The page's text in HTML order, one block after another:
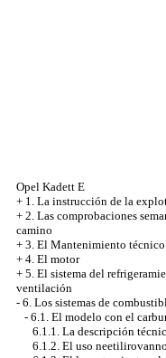
Opel Kadett E
+ 1. La instrucción de la
+ 2. Las comprobaciones
camino
+ 3. El Mantenimiento técnico
+ 4. El motor
+ 5. El sistema del
ventilación
- 6. Los sistemas de
- 6.1. El modelo con el
6.1.1. La descripción
6.1.2. El uso